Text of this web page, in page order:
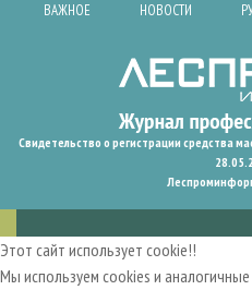
ВАЖНОЕ НОВОСТИ
Свидетельство о регистрации средства
Этот сайт использует cookie!!
Мы используем cookies и